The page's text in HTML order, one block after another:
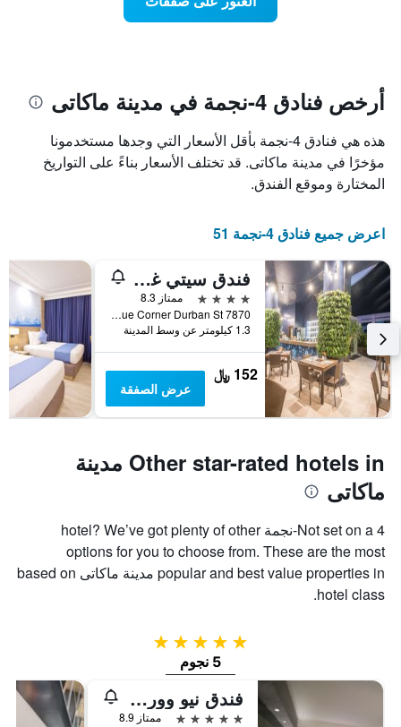
1
Y
الذي
يعرض
متوسط
في
عطلة
نهاية
هذا
الأسبوع
خلال
آخر
3
محور
الذي
يعرض
عدد
الأيام
يتضمن
المخطط
التالي
محور
Y
الذي
يعرض
متوسط
سعر
غرفة
أرخص فنادق 4-نجمة في مدينة ماكاتى
هذه هي فنادق 4-نجمة بأقل الأسعار التي وجدها مستخدمونا
مؤخرًا في مدينة ماكاتى. قد تختلف الأسعار بناءً على التواريخ
المختارة وموقع الفندق.
اعرض جميع فنادق 4-نجمة 51
فندق سيتي غاردن ماكاتي
4 نجوم
ممتاز 8.3
7870 Makati Avenue Corner Durban St., مدينة ماكاتى, الفلبين
1.3 كيلومتر عن وسط المدينة
152 ﷼
عرض الصفقة
Other star-rated hotels in مدينة
ماكاتى
Not set on a 4-نجمة hotel? We’ve got plenty of other
options for you to choose from. These are the most
popular and best value properties in مدينة ماكاتى based on
hotel class.
5 نجوم
5 نجوم
فندق نيو وورلد ماكاتي، مانيلا
5 نجوم
ممتاز 8.9